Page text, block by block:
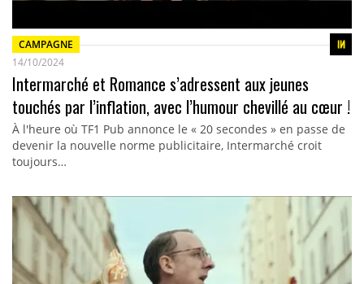
CAMPAGNE
14/10/2024
Intermarché et Romance s’adressent aux jeunes
touchés par l’inflation, avec l’humour chevillé au cœur !
À l'heure où TF1 Pub annonce le « 20 secondes » en passe de
devenir la nouvelle norme publicitaire, Intermarché croit
toujours…